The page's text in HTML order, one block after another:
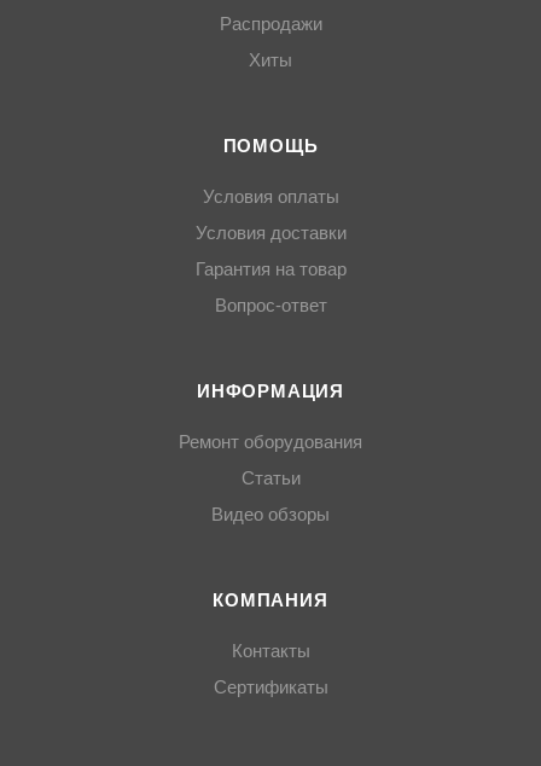
Распродажи
Хиты
ПОМОЩЬ
Условия оплаты
Условия доставки
Гарантия на товар
Вопрос-ответ
ИНФОРМАЦИЯ
Ремонт оборудования
Статьи
Видео обзоры
КОМПАНИЯ
Контакты
Сертификаты